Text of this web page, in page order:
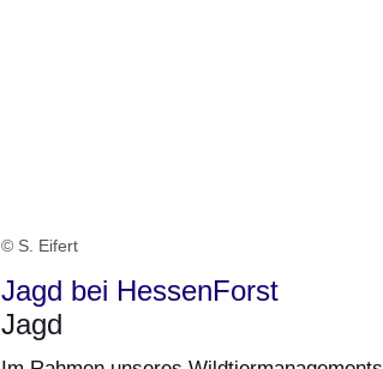
© S. Eifert
Jagd bei HessenForst
Jagd